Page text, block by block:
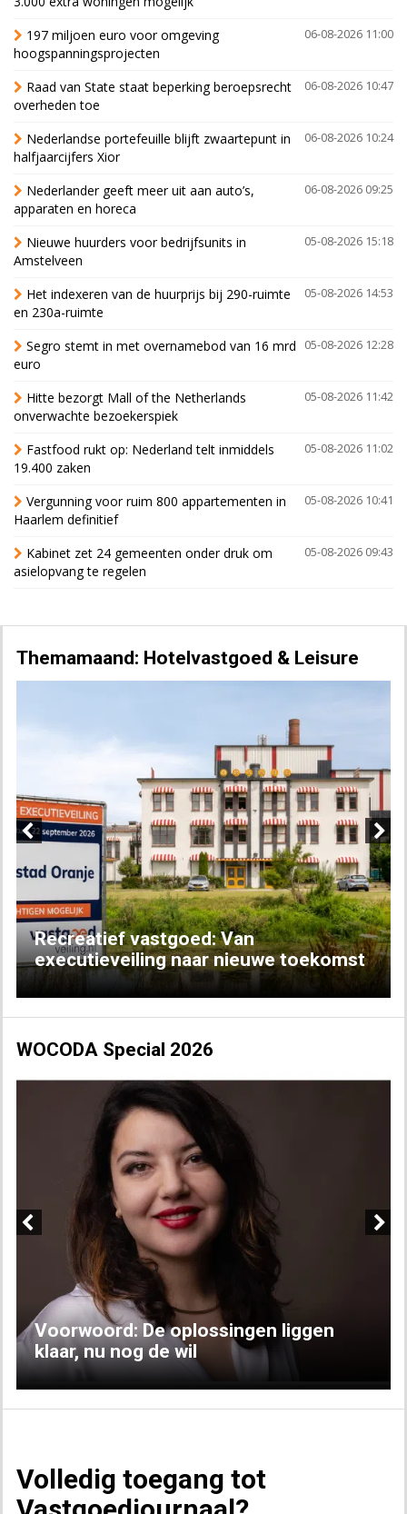
06-08-2026 11:00
197 miljoen euro voor omgeving
hoogspanningsprojecten
06-08-2026 10:47
Raad van State staat beperking beroepsrecht
overheden toe
06-08-2026 10:24
Nederlandse portefeuille blijft zwaartepunt in
halfjaarcijfers Xior
06-08-2026 09:25
Nederlander geeft meer uit aan auto’s,
apparaten en horeca
05-08-2026 15:18
Nieuwe huurders voor bedrijfsunits in
Amstelveen
05-08-2026 14:53
Het indexeren van de huurprijs bij 290-ruimte
en 230a-ruimte
05-08-2026 12:28
Segro stemt in met overnamebod van 16 mrd
euro
05-08-2026 11:42
Hitte bezorgt Mall of the Netherlands
onverwachte bezoekerspiek
05-08-2026 11:02
Fastfood rukt op: Nederland telt inmiddels
19.400 zaken
05-08-2026 10:41
Vergunning voor ruim 800 appartementen in
Haarlem definitief
05-08-2026 09:43
Kabinet zet 24 gemeenten onder druk om
asielopvang te regelen
Themamaand: Hotelvastgoed & Leisure
Recreatief vastgoed: Van
executieveiling naar nieuwe toekomst
Next
WOCODA Special 2026
Voorwoord: De oplossingen liggen
klaar, nu nog de wil
Volledig toegang tot